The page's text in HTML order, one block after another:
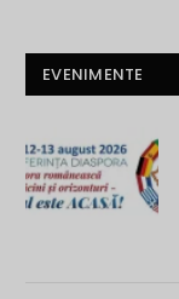
EVENIMENTE